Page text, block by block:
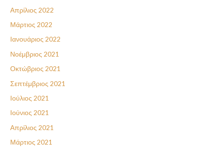
Απρίλιος 2022
Μάρτιος 2022
Ιανουάριος 2022
Νοέμβριος 2021
Οκτώβριος 2021
Σεπτέμβριος 2021
Ιούλιος 2021
Ιούνιος 2021
Απρίλιος 2021
Μάρτιος 2021